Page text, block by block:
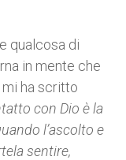
qualcosa di
in mente che
mi ha scritto
con Dio è la
l’ascolto e
sentire,